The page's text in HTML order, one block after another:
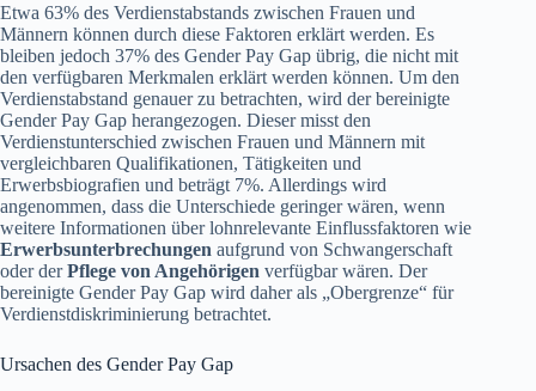
Etwa 63% des Verdienstabstands zwischen Frauen und
Männern können durch diese Faktoren erklärt werden. Es
bleiben jedoch 37% des Gender Pay Gap übrig, die nicht mit
den verfügbaren Merkmalen erklärt werden können. Um den
Verdienstabstand genauer zu betrachten, wird der bereinigte
Gender Pay Gap herangezogen. Dieser misst den
Verdienstunterschied zwischen Frauen und Männern mit
vergleichbaren Qualifikationen, Tätigkeiten und
Erwerbsbiografien und beträgt 7%. Allerdings wird
angenommen, dass die Unterschiede geringer wären, wenn
weitere Informationen über lohnrelevante Einflussfaktoren wie
Erwerbsunterbrechungen aufgrund von Schwangerschaft
oder derPflege von Angehörigen verfügbar wären. Der
bereinigte Gender Pay Gap wird daher als „Obergrenze“ für
Verdienstdiskriminierung betrachtet.
Ursachen des Gender Pay Gap